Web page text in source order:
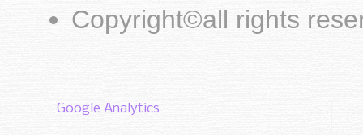
Copyright©all rights
Google Analytics